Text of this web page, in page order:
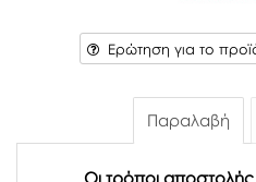
Ερώτηση για το
Παραλαβή